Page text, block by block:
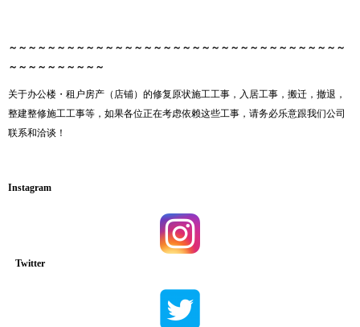
～～～～～～～～～～～～～～～～～～～～ ～～～～～～～～～～～～～～～
～～～～～～～～～～
关于办公楼・租户房产（店铺）的修复原状施工工事，入居工事，搬迁，撤退，
整建整修施工工事等，如果各位正在考虑依赖这些工事，请务必乐意跟我们公司
联系和洽谈！
Instagram
Twitter